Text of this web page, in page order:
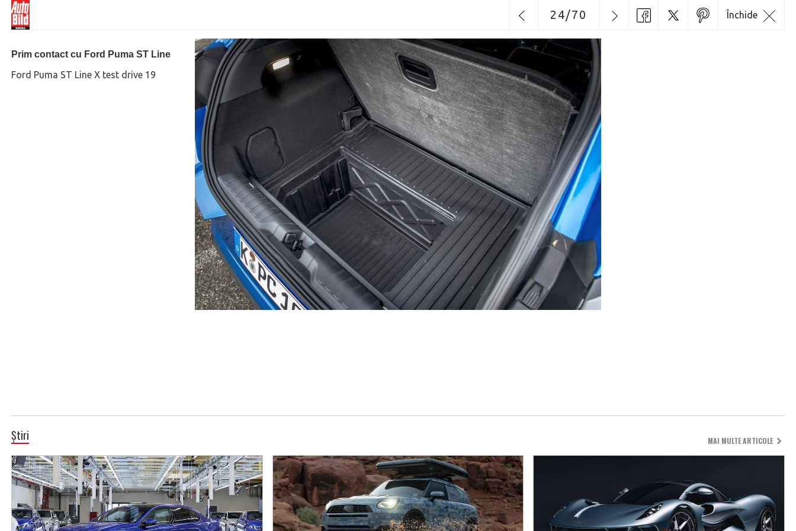
Prim contact cu Ford Puma ST Line
Ford Puma ST Line X test drive 19
Închide
24/70
Știri MAI MULTE ARTICOLE